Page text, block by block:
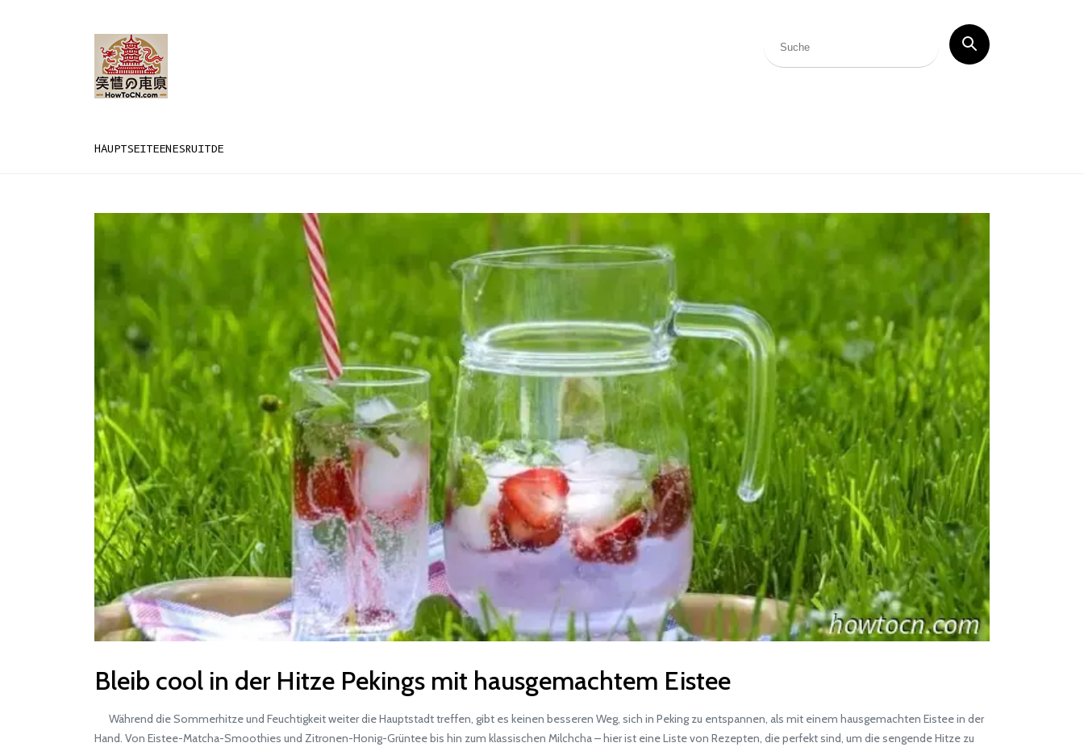
HAUPTSEITEENESRUITDE
Bleib cool in der Hitze Pekings mit hausgemachtem Eistee
Während die Sommerhitze und Feuchtigkeit weiter die Hauptstadt treffen, gibt es keinen besseren Weg, sich in Peking zu entspannen, als mit einem hausgemachten Eistee in der
Hand. Von Eistee-Matcha-Smoothies und Zitronen-Honig-Grüntee bis hin zum klassischen Milchcha – hier ist eine Liste von Rezepten, die perfekt sind, um die sengende Hitze zu